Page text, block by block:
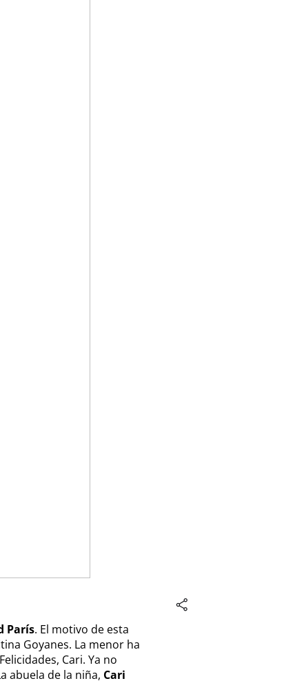
París. El motivo de esta
Goyanes. La menor ha
Felicidades, Cari. Ya no
abuela de la niña, Cari